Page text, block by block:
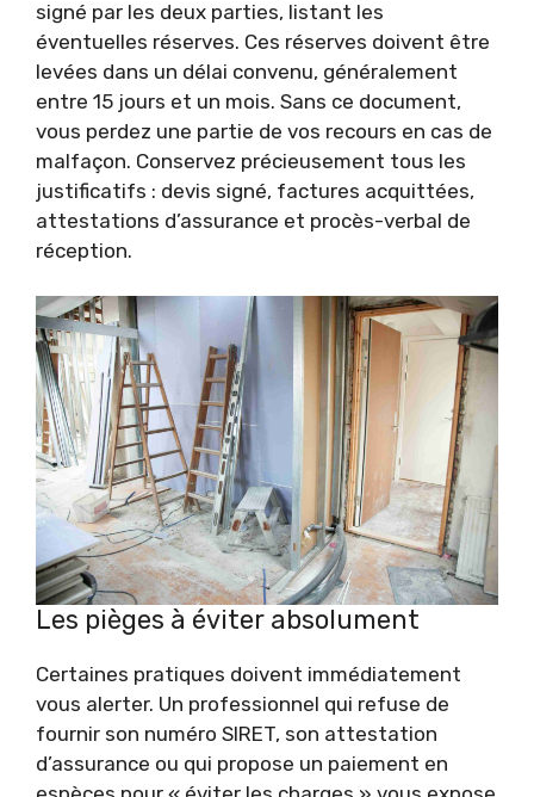
signé par les deux parties, listant les
éventuelles réserves. Ces réserves doivent être
levées dans un délai convenu, généralement
entre 15 jours et un mois. Sans ce document,
vous perdez une partie de vos recours en cas de
malfaçon. Conservez précieusement tous les
justificatifs : devis signé, factures acquittées,
attestations d’assurance et procès-verbal de
réception.
Les pièges à éviter absolument
Certaines pratiques doivent immédiatement
vous alerter. Un professionnel qui refuse de
fournir son numéro SIRET, son attestation
d’assurance ou qui propose un paiement en